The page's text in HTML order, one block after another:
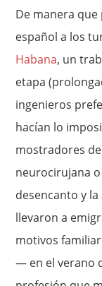
De manera que
español a los
Habana, un
etapa
ingenieros
hacían lo
mostradores
neurocirujana o
desencanto y
llevaron a
motivos
— en el verano